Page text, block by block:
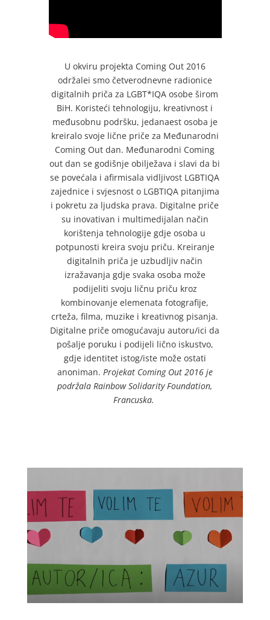
U okviru projekta Coming Out 2016
održalei smo četverodnevne radionice
digitalnih priča za LGBT*IQA osobe širom
BiH. Koristeći tehnologiju, kreativnost i
međusobnu podršku, jedanaest osoba je
kreiralo svoje lične priče za Međunarodni
Coming Out dan. Međunarodni Coming
out dan se godišnje obilježava i slavi da bi
se povećala i afirmisala vidljivost LGBTIQA
zajednice i svjesnost o LGBTIQA pitanjima
i pokretu za ljudska prava. Digitalne priče
su inovativan i multimedijalan način
korištenja tehnologije gdje osoba u
potpunosti kreira svoju priču. Kreiranje
digitalnih priča je uzbudljiv način
izražavanja gdje svaka osoba može
podijeliti svoju ličnu priču kroz
kombinovanje elemenata fotografije,
crteža, filma, muzike i kreativnog pisanja.
Digitalne priče omogućavaju autoru/ici da
pošalje poruku i podijeli lično iskustvo,
gdje identitet istog/iste može ostati
anoniman. Projekat Coming Out 2016 je
podržala Rainbow Solidarity Foundation,
Francuska.